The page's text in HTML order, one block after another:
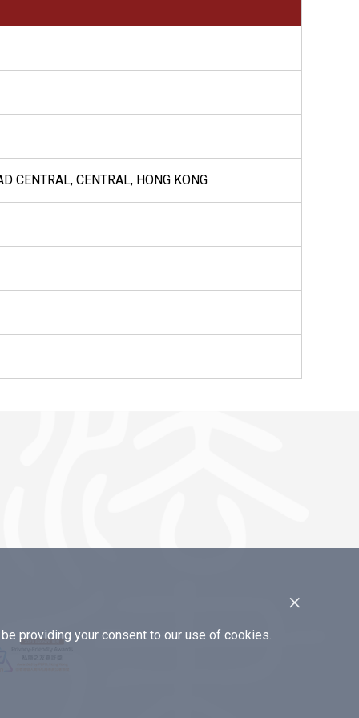
CENTRAL, CENTRAL, HONG KONG
×
providing your consent to our use of cookies.